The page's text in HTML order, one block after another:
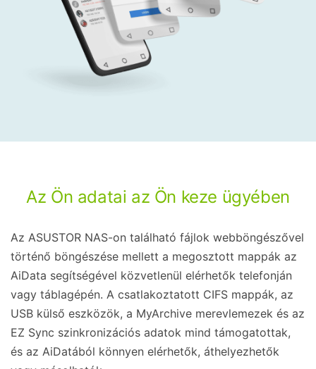
Az Ön adatai az Ön keze ügyében
Az ASUSTOR NAS-on található fájlok webböngészővel
történő böngészése mellett a megosztott mappák az
AiData segítségével közvetlenül elérhetők telefonján
vagy táblagépén. A csatlakoztatott CIFS mappák, az
USB külső eszközök, a MyArchive merevlemezek és az
EZ Sync szinkronizációs adatok mind támogatottak,
és az AiDatából könnyen elérhetők, áthelyezhetők